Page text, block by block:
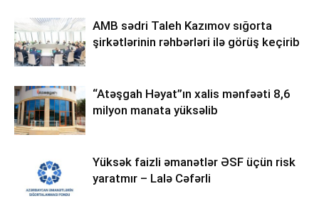
AMB sədri Taleh Kazımov sığorta
şirkətlərinin rəhbərləri ilə görüş keçirib
“Atəşgah Həyat”ın xalis mənfəəti 8,6
milyon manata yüksəlib
Yüksək faizli əmanətlər ƏSF üçün risk
yaratmır – Lalə Cəfərli